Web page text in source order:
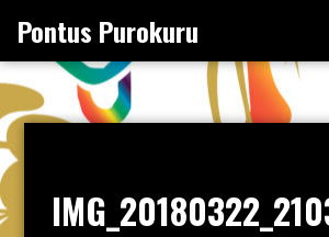
content
Pontus Purokuru